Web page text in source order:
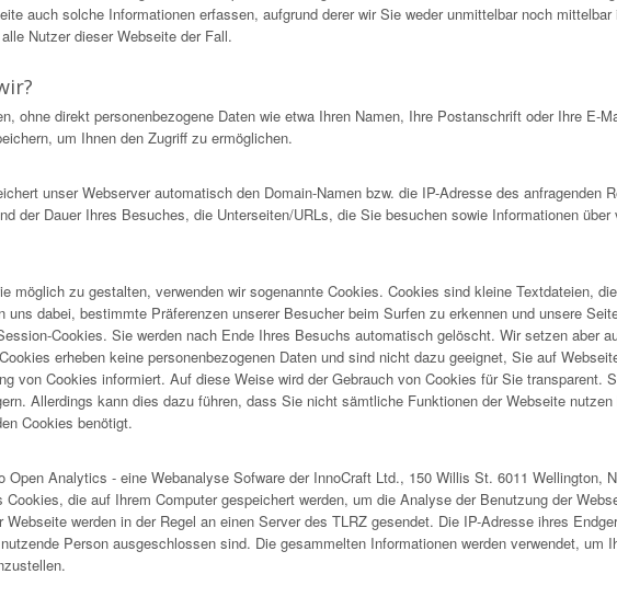
auch solche Informationen erfassen, aufgrund derer wir Sie weder unmittelbar noch
Nutzer dieser Webseite der Fall.
ohne direkt personenbezogene Daten wie etwa Ihren Namen, Ihre Postanschrift oder Ihre E-
um Ihnen den Zugriff zu ermöglichen.
unser Webserver automatisch den Domain-Namen bzw. die IP-Adresse des anfragenden
der Dauer Ihres Besuches, die Unterseiten/URLs, die Sie besuchen sowie Informationen
möglich zu gestalten, verwenden wir sogenannte Cookies. Cookies sind kleine Textdateien,
uns dabei, bestimmte Präferenzen unserer Besucher beim Surfen zu erkennen und unsere
Cookies. Sie werden nach Ende Ihres Besuchs automatisch gelöscht. Wir setzen aber
erheben keine personenbezogenen Daten und sind nicht dazu geeignet, Sie auf
von Cookies informiert. Auf diese Weise wird der Gebrauch von Cookies für Sie transparent.
Allerdings kann dies dazu führen, dass Sie nicht sämtliche Funktionen der Webseite
Cookies benötigt.
Open Analytics - eine Webanalyse Sofware der InnoCraft Ltd., 150 Willis St. 6011 Wellington,
die auf Ihrem Computer gespeichert werden, um die Analyse der Benutzung der
werden in der Regel an einen Server des TLRZ gesendet. Die IP-Adresse ihres
Person ausgeschlossen sind. Die gesammelten Informationen werden verwendet, um